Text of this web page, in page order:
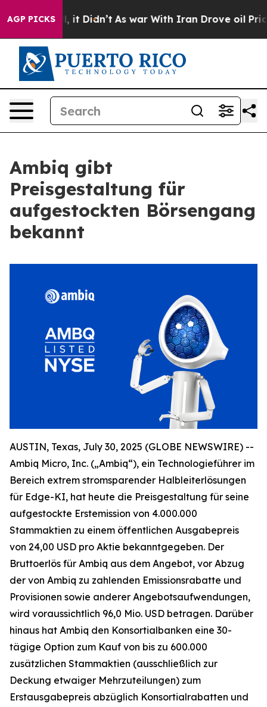
AGP PICKS
Well, it Didn’t As war With Iran Drove oil Prices
Ambiq gibt
Preisgestaltung für
aufgestockten Börsengang
bekannt
AUSTIN, Texas, July 30, 2025 (GLOBE NEWSWIRE) --
Ambiq Micro, Inc. („Ambiq“), ein Technologieführer im
Bereich extrem stromsparender Halbleiterlösungen
für Edge-KI, hat heute die Preisgestaltung für seine
aufgestockte Erstemission von 4.000.000
Stammaktien zu einem öffentlichen Ausgabepreis
von 24,00 USD pro Aktie bekanntgegeben. Der
Bruttoerlös für Ambiq aus dem Angebot, vor Abzug
der von Ambiq zu zahlenden Emissionsrabatte und
Provisionen sowie anderer Angebotsaufwendungen,
wird voraussichtlich 96,0 Mio. USD betragen. Darüber
hinaus hat Ambiq den Konsortialbanken eine 30-
tägige Option zum Kauf von bis zu 600.000
zusätzlichen Stammaktien (ausschließlich zur
Deckung etwaiger Mehrzuteilungen) zum
Erstausgabepreis abzüglich Konsortialrabatten und